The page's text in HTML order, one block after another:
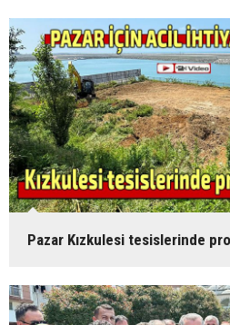
Pazar Kızkulesi tesislerinde